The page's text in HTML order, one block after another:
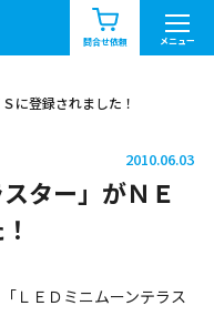
問合せ依頼 メニュー
お知らせ一覧
関東
に登録されました！
2010.06.03
ター」がＮＥ
ＬＥＤミニムーンテラス